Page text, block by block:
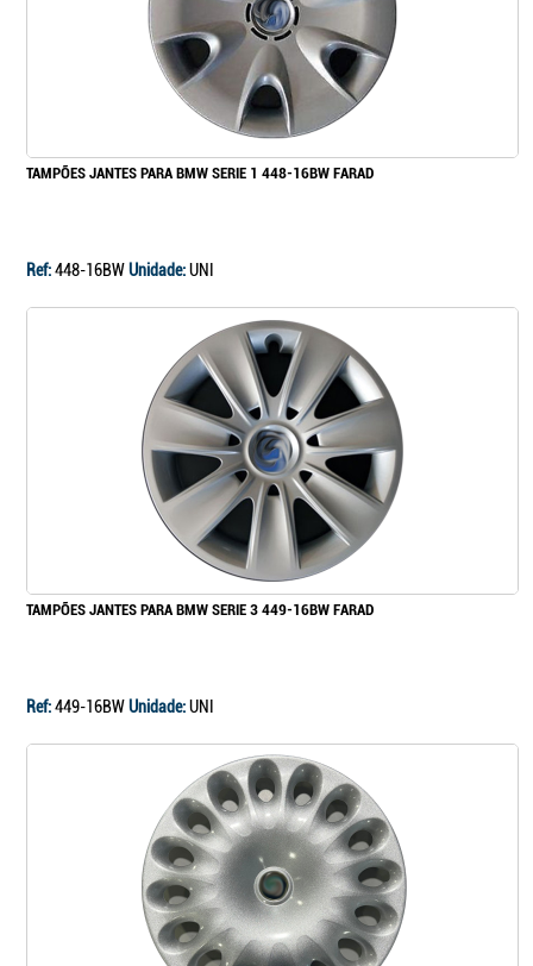
TAMPÕES JANTES PARA BMW SERIE 1 448-16BW FARAD
Ref:448-16BWUnidade:UNI
TAMPÕES JANTES PARA BMW SERIE 3 449-16BW FARAD
Ref:449-16BWUnidade:UNI
Continuar a comprar